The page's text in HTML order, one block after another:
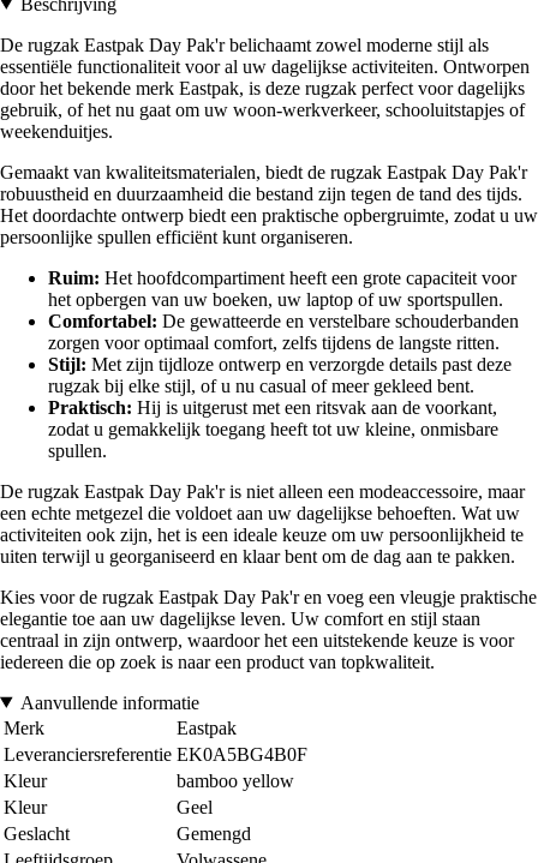
De rugzak Eastpak Day Pak'r belichaamt zowel moderne stijl als
essentiële functionaliteit voor al uw dagelijkse activiteiten. Ontworpen
door het bekende merk Eastpak, is deze rugzak perfect voor dagelijks
gebruik, of het nu gaat om uw woon-werkverkeer, schooluitstapjes of
weekenduitjes.
Gemaakt van kwaliteitsmaterialen, biedt de rugzak Eastpak Day Pak'r
robuustheid en duurzaamheid die bestand zijn tegen de tand des tijds.
Het doordachte ontwerp biedt een praktische opbergruimte, zodat u uw
persoonlijke spullen efficiënt kunt organiseren.
Ruim: Het hoofdcompartiment heeft een grote capaciteit voor
het opbergen van uw boeken, uw laptop of uw sportspullen.
Comfortabel: De gewatteerde en verstelbare schouderbanden
zorgen voor optimaal comfort, zelfs tijdens de langste ritten.
Stijl: Met zijn tijdloze ontwerp en verzorgde details past deze
rugzak bij elke stijl, of u nu casual of meer gekleed bent.
Praktisch: Hij is uitgerust met een ritsvak aan de voorkant,
zodat u gemakkelijk toegang heeft tot uw kleine, onmisbare
spullen.
De rugzak Eastpak Day Pak'r is niet alleen een modeaccessoire, maar
een echte metgezel die voldoet aan uw dagelijkse behoeften. Wat uw
activiteiten ook zijn, het is een ideale keuze om uw persoonlijkheid te
uiten terwijl u georganiseerd en klaar bent om de dag aan te pakken.
Kies voor de rugzak Eastpak Day Pak'r en voeg een vleugje praktische
elegantie toe aan uw dagelijkse leven. Uw comfort en stijl staan
centraal in zijn ontwerp, waardoor het een uitstekende keuze is voor
iedereen die op zoek is naar een product van topkwaliteit.
Aanvullende informatie
Merk
Eastpak
Leveranciersreferentie EK0A5BG4B0F
Kleur
bamboo yellow
Kleur
Geel
Geslacht
Gemengd